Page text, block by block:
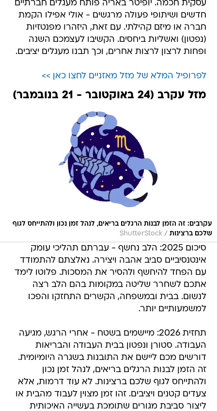
עסקית חכמה. יופיטר באריה פותח מעגלים חברתיים
חדשים ושיתופי פעולה מרגשים - אולי אפילו הקמת
חברה או מיזם קהילתי. עם זאת, היזהרו מפנטזיות
(נפטון) ואשליות ביחסים. הקשיבו לעצמכם השנה
ופחות לרצון לרצות אחרים, וכך תבנו מעגלים יציבים.
לפרופיל המלא של מזל מאזניים לחצו כאן >>
מזל עקרב (24 באוקטובר - 21 בנובמבר)
עקרבים: זה הזמן לבנות הרגלים בריאים, לנהל זמן נכון ולהתייחס לגוף
שלכם ברצינות /
ShutterStock
סיכום 2025: הלב נחשף - עברתם תהליכי עומק
אינטנסיביים סביב אהבה ויצירה. נאלצתם להתמודד
עם הפחד להיחשף ולהסיר את המסכות. פלוטו לימד
אתכם לשחרר שליטה במקומות בהם הלב רצה
לנשום. בבית ובמשפחה, הקשרים התחזקו והפכו
למשמעותיים יותר.
תחזית 2026: מיישמים בשטח - אחרי הרגש, מגיעה
העבודה. סטורן ונפטון בבית העבודה והבריאות
דורשים מכם ליישם את התובנות בשגרה היומיומית.
זה הזמן לבנות הרגלים בריאים, לנהל זמן נכון
ולהתייחס לגוף שלכם ברצינות. לא עוד דרמות, אלא
צעדים קטנים ויציבים. זהו זמן מצוין לעבוד מהבית או
ליצור סביבת מגורים שתומכת בעשייה האיכותית